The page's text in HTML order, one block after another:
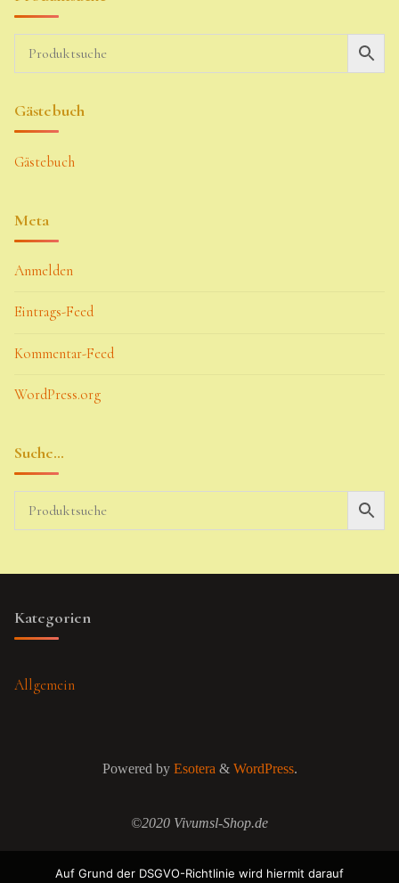
Gästebuch
Gästebuch
Meta
Anmelden
Eintrags-Feed
Kommentar-Feed
WordPress.org
Suche…
Kategorien
Allgemein
Powered byEsotera& WordPress.
©2020 Vivumsl-Shop.de
Auf Grund der DSGVO-Richtlinie wird hiermit darauf